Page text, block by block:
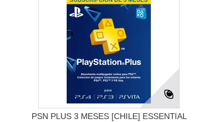
PSN PLUS 3 MESES [CHILE] ESSENTIAL